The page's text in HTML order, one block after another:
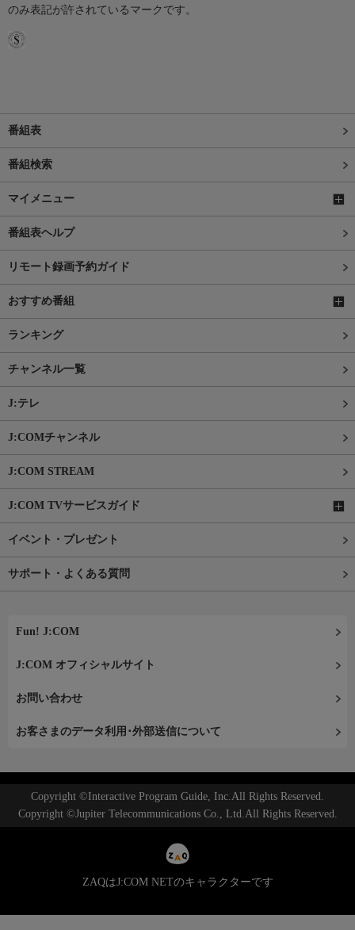
のみ表記が許されているマークです。
番組表
番組検索
マイメニュー
番組表ヘルプ
リモート録画予約ガイド
おすすめ番組
ランキング
チャンネル一覧
J:テレ
J:COMチャンネル
J:COM STREAM
J:COM TVサービスガイド
イベント・プレゼント
サポート・よくある質問
Fun! J:COM
J:COM オフィシャルサイト
お問い合わせ
お客さまのデータ利用･外部送信について
Copyright ©Interactive Program Guide, Inc.All Rights Reserved.
Copyright ©Jupiter Telecommunications Co., Ltd.All Rights Reserved.
ZAQはJ:COM NETのキャラクターです